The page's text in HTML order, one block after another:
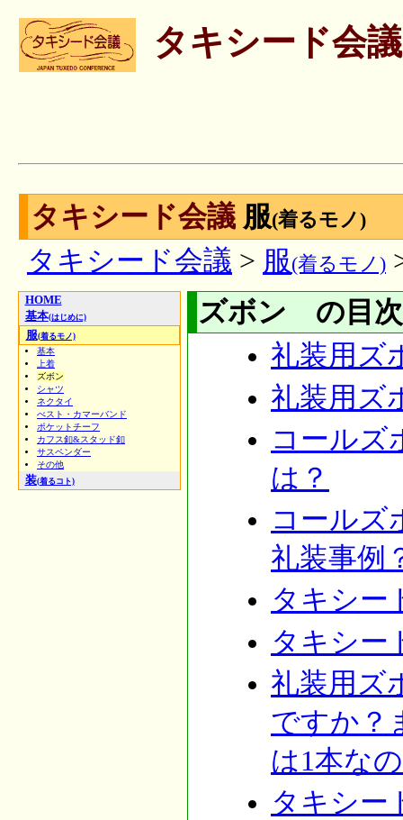
タキシード会
タキシード会議 服(着るモノ)
タキシード会議 > 服(着るモノ)
HOME
基本(はじめに)
服(着るモノ)
基本
上着
ズボン
シャツ
ネクタイ
べスト・カマーバンド
ポケットチーフ
カフス釦&スタッド釦
サスペンダー
その他
装(着るコト)
ズボン の目次
礼装用ズ
礼装用ズ
コールズ
は？
コールズ
礼装事例
タキシー
タキシー
礼装用ズ
ですか？
は1本な
タキシー